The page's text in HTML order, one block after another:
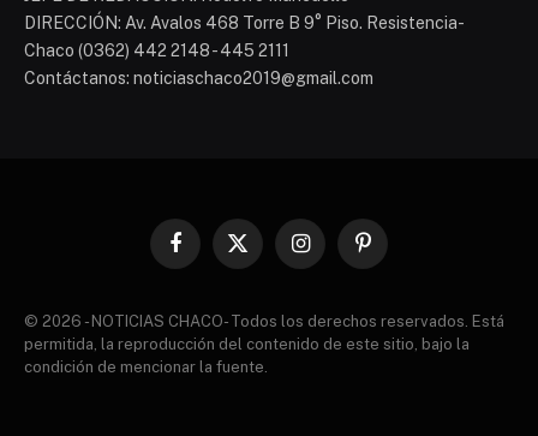
DIRECCIÓN: Av. Avalos 468 Torre B 9° Piso. Resistencia-
Chaco (0362) 442 2148 - 445 2111
Contáctanos: noticiaschaco2019@gmail.com
Facebook
X
InstagramPinterest
© 2026 - NOTICIAS CHACO- Todos los derechos reservados. Está
permitida, la reproducción del contenido de este sitio, bajo la
condición de mencionar la fuente.